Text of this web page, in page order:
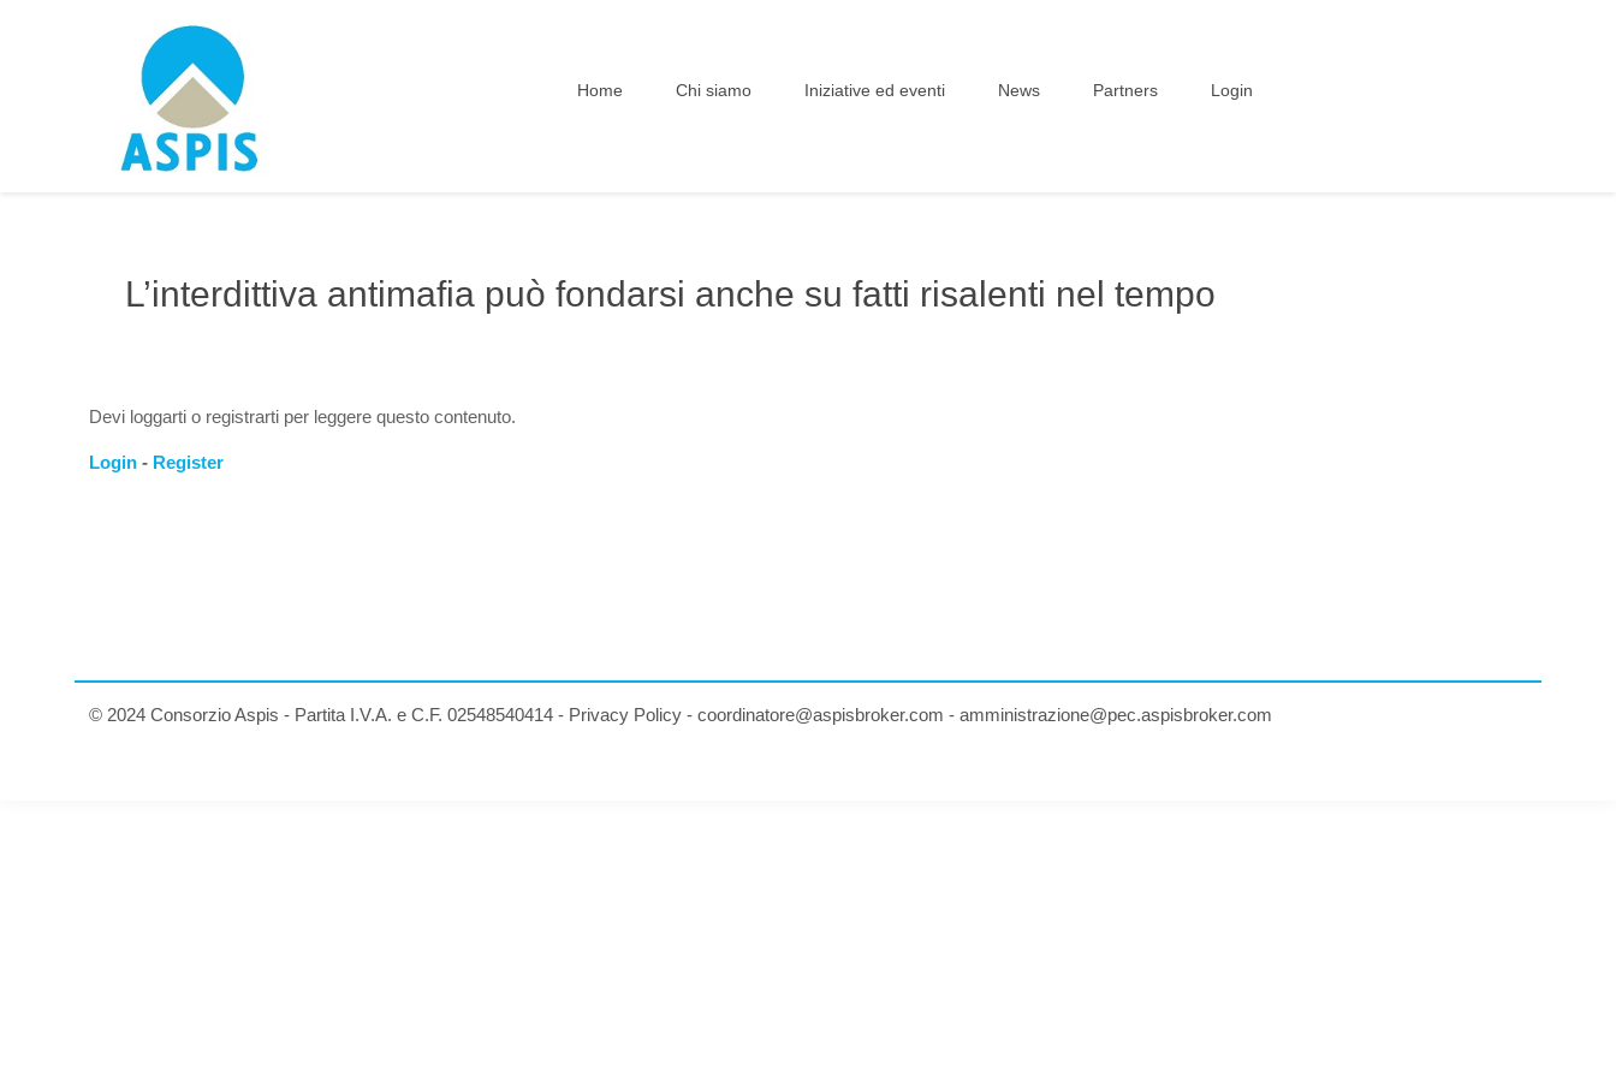
Home Chi siamo Iniziative ed eventi News Partners Login
L’interdittiva antimafia può fondarsi anche su fatti risalenti nel tempo
Devi loggarti o registrarti per leggere questo contenuto.
Login - Register
© 2024 Consorzio Aspis - Partita I.V.A. e C.F. 02548540414 - Privacy Policy -coordinatore@aspisbroker.com -amministrazione@pec.aspisbroker.com